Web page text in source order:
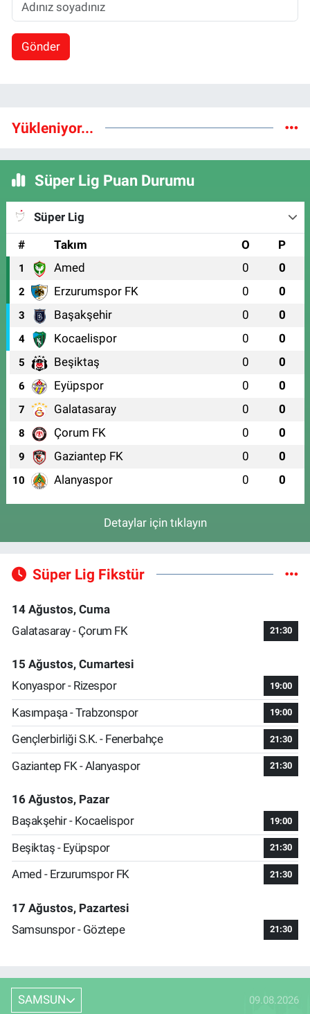
Gönder
Yükleniyor...
Süper Lig Puan Durumu
Süper Lig
#
Takım O P
1 Amed 0 0
2 Erzurumspor FK 0 0
3 Başakşehir 0 0
4 Kocaelispor 0 0
5 Beşiktaş 0 0
6 Eyüpspor 0 0
7 Galatasaray 0 0
8 Çorum FK 0 0
9 Gaziantep FK 0 0
10 Alanyaspor 0 0
Detaylar için tıklayın
Süper Lig Fikstür
14 Ağustos, Cuma
Galatasaray - Çorum FK
21:30
15 Ağustos, Cumartesi
Konyaspor - Rizespor
19:00
Kasımpaşa - Trabzonspor 19:00
Gençlerbirliği S.K. - Fenerbahçe 21:30
Gaziantep FK - Alanyaspor 21:30
16 Ağustos, Pazar
Başakşehir - Kocaelispor
19:00
Beşiktaş - Eyüpspor 21:30
Amed - Erzurumspor FK 21:30
17 Ağustos, Pazartesi
Samsunspor - Göztepe
21:30
SAMSUN 09.08.2026